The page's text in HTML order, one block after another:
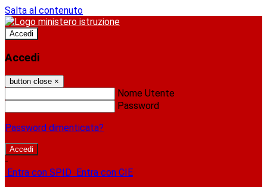
Salta al contenuto
Accedi
Accedi
button close ×
Nome Utente
Password
Password dimenticata?
-
Entra con SPID Entra con CIE